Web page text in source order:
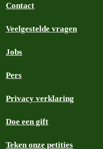
Contact
Veelgestelde vragen
Jobs
Pers
Privacy verklaring
Doe een gift
Teken onze petities